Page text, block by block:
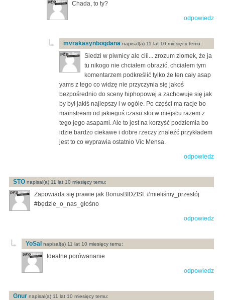
Chada, to ty?
odpowiedz
mvrakasynbogdana napisal(a) 11 lat 10 miesięcy temu:
Siedzi w piwnicy ale ciii... zrozum ziomek, że ja
tu nikogo nie chciałem obrazić, chciałem tym
komentarzem podkreślić tylko że ten cały asap
yams z tego co widzę nie przyczynia się jakoś
bezpośrednio do sceny hiphopowej a zachowuje się jak
by był jakiś najlepszy i w ogóle. Po części ma racje bo
mainstream od jakiegoś czasu stoi w miejscu razem z
tego jego asapami. Ale to jest na korzyść podziemia bo
idzie bardzo ciekawe i dobre rzeczy znaleźć przykładem
jest to co wyprawia ostatnio Vic Mensa.
odpowiedz
STO napisal(a) 11 lat 10 miesięcy temu:
Zapowiada się prawie jak BonusBIDZISI. #mieliśmy_przestój
#będzie_o_nas_głośno
odpowiedz
YoSaI napisal(a) 11 lat 10 miesięcy temu:
Idealne porówananie
odpowiedz
Gnur napisal(a) 11 lat 10 miesięcy temu: